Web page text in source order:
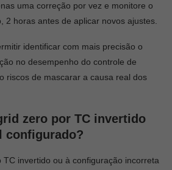
uma correção por vez e monitore o
2 horas antes de aplicar novos ajustes.
identificar com mais precisão o
no desempenho do controle de
riscos de mascarar a causa real dos
zero por TC invertido
configurado?
TC invertido ou à configuração incorreta